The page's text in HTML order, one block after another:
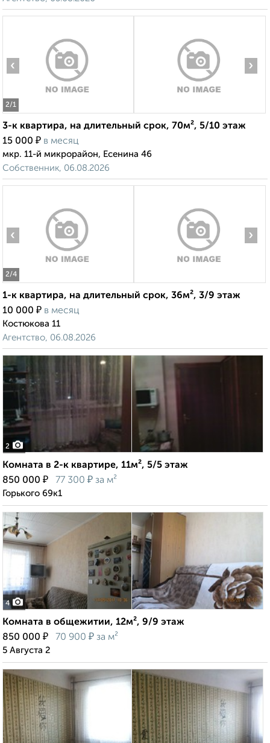
2/1
‹ ›
3-к квартира, на длительный срок, 70м², 5/10 этаж
15 000 ₽ в месяц
мкр. 11-й микрорайон, Есенина 46
Собственник, 06.08.2026
2/4
‹ ›
1-к квартира, на длительный срок, 36м², 3/9 этаж
10 000 ₽ в месяц
Костюкова 11
Агентство, 06.08.2026
2
Комната в 2-к квартире, 11м², 5/5 этаж
850 000 ₽ 77 300 ₽ за м²
Горького 69к1
4
Комната в общежитии, 12м², 9/9 этаж
850 000 ₽ 70 900 ₽ за м²
5 Августа 2